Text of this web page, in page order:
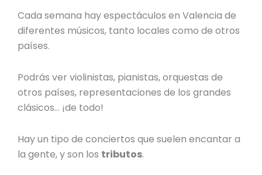
Cada semana hayespectáculos en Valencia de
diferentes músicos, tanto locales como de otros
países.
Podrás ver violinistas, pianistas, orquestas de
otros países, representaciones de los grandes
clásicos… ¡de todo!
Hay un tipo de conciertos que suelen encantar a
la gente, y son los tributos.